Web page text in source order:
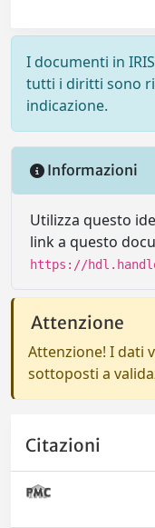
I documenti in
tutti i diritti sono
indicazione.
Informazioni
Utilizza questo
link a questo
https://
Attenzione
Attenzione! I dati
sottoposti a
Citazioni